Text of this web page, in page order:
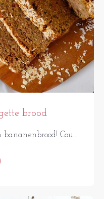
brood
Cou...